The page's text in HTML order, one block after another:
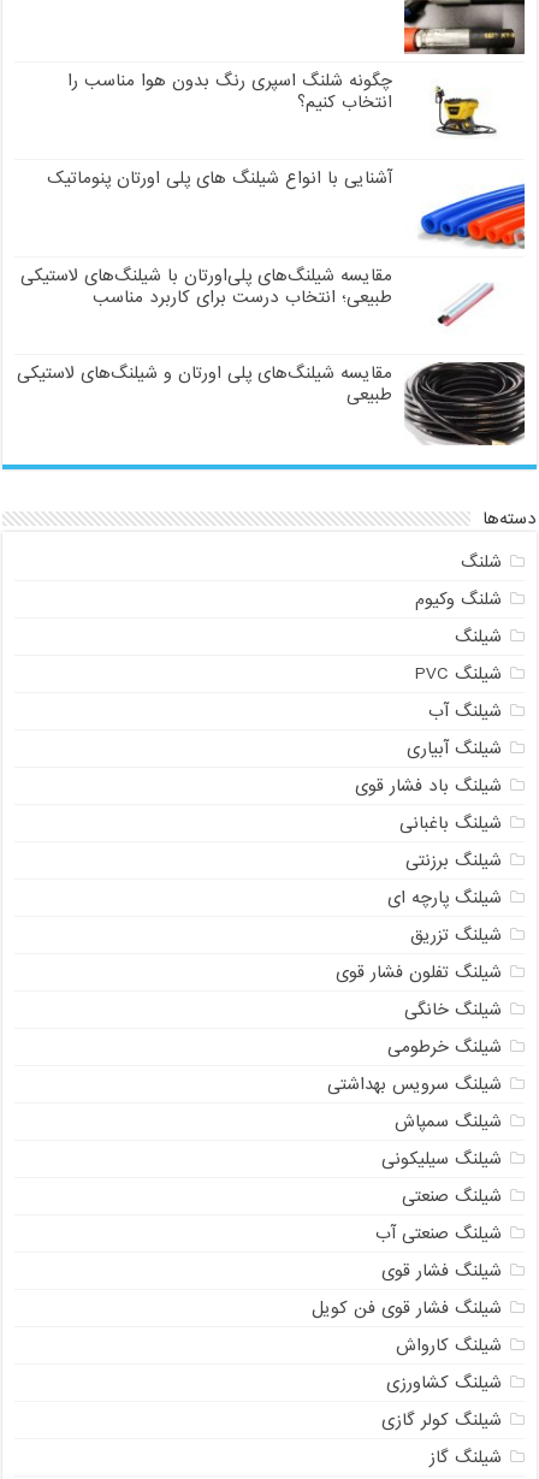
چگونه شلنگ اسپری رنگ بدون هوا مناسب را
انتخاب کنیم؟
آشنایی با انواع شیلنگ های پلی اورتان پنوماتیک
مقایسه شیلنگ‌های پلی‌اورتان با شیلنگ‌های لاستیکی
طبیعی؛ انتخاب درست برای کاربرد مناسب
مقایسه شیلنگ‌های پلی اورتان و شیلنگ‌های لاستیکی
طبیعی
دسته‌ها
شلنگ
شلنگ وکیوم
شیلنگ
شیلنگ PVC
شیلنگ آب
شیلنگ آبیاری
شیلنگ باد فشار قوی
شیلنگ باغبانی
شیلنگ برزنتی
شیلنگ پارچه‌ ای
شیلنگ تزریق
شیلنگ تفلون فشار قوی
شیلنگ خانگی
شیلنگ خرطومی
شیلنگ سرویس بهداشتی
شیلنگ سمپاش
شیلنگ سیلیکونی
شیلنگ صنعتی
شیلنگ صنعتی آب
شیلنگ فشار قوی
شیلنگ فشار قوی فن کویل
شیلنگ کارواش
شیلنگ کشاورزی
شیلنگ کولر گازی
شیلنگ گاز